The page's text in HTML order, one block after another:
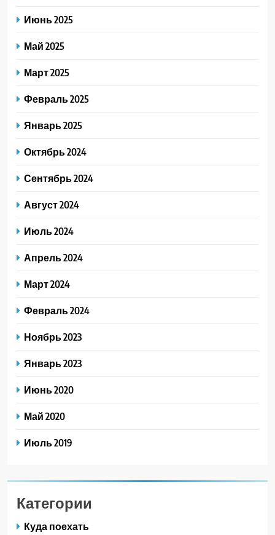
Июнь 2025
Май 2025
Март 2025
Февраль 2025
Январь 2025
Октябрь 2024
Сентябрь 2024
Август 2024
Июль 2024
Апрель 2024
Март 2024
Февраль 2024
Ноябрь 2023
Январь 2023
Июнь 2020
Май 2020
Июль 2019
Категории
Куда поехать